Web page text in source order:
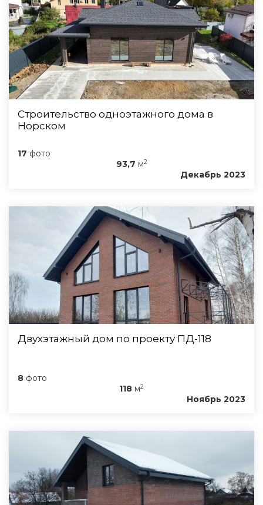
Строительство одноэтажного дома в
Норском
17 фото
93,7 м2
Декабрь 2023
Двухэтажный дом по проекту ПД-118
8 фото
118 м2
Ноябрь 2023